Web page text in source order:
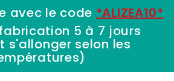
avec le code *ALIZEA10*
5 à 7 jours
s'allonger selon les